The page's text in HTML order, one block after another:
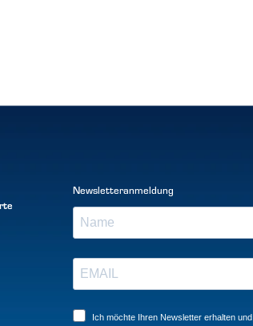
Newsletteranmeldung
Ich möchte Ihren Newsletter erhalten und